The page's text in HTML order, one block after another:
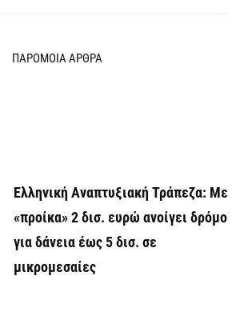
ΠΑΡΟΜΟΙΑ ΑΡΘΡΑ
Ελληνική Αναπτυξιακή Τράπεζα: Με
«προίκα» 2 δισ. ευρώ ανοίγει δρόμο
για δάνεια έως 5 δισ. σε
μικρομεσαίες